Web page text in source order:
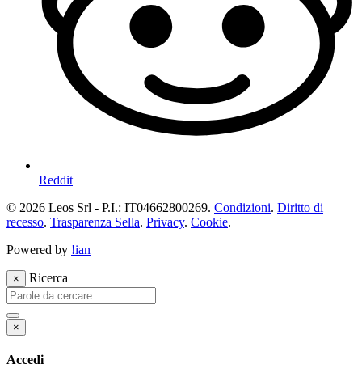
Reddit
© 2026 Leos Srl - P.I.: IT04662800269. Condizioni. Diritto di
recesso. Trasparenza Sella. Privacy. Cookie.
Powered by !ian
× Ricerca
×
Accedi